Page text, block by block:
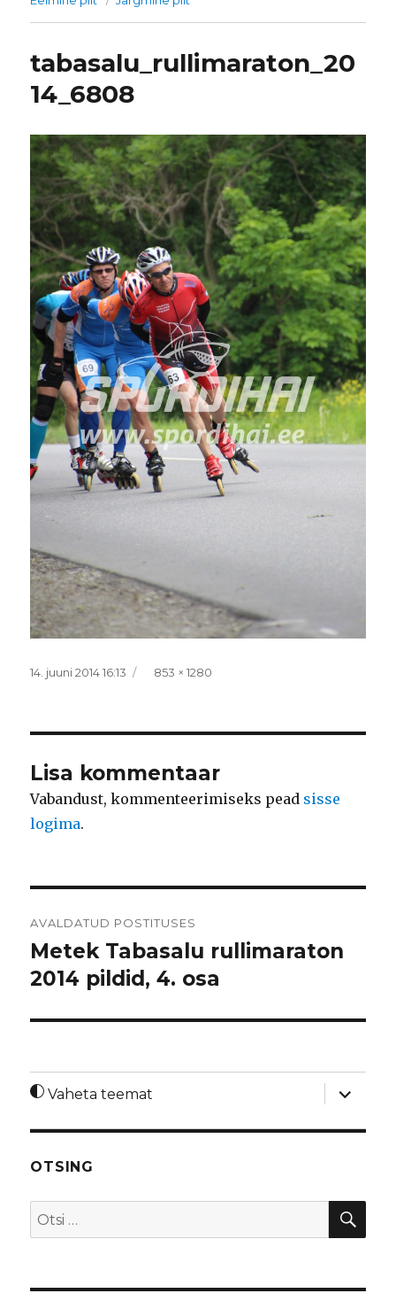
tabasalu_rullimaraton_20
14_6808
Postitatud
14. juuni 2014 16:13 Täissuurus
853 × 1280
Lisa kommentaar
Vabandust, kommenteerimiseks pead sisse
logima.
AVALDATUD POSTITUSES
Metek Tabasalu rullimaraton
2014 pildid, 4. osa
Vaheta teemat
laienda
OTSING
Otsi: